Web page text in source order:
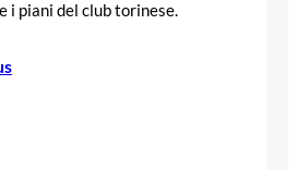
i piani del club torinese.